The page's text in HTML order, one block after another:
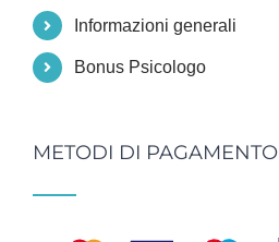
Informazioni generali
Bonus Psicologo
METODI DI PAGAMENTO